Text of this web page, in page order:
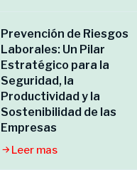
Prevención de Riesgos
Laborales: Un Pilar
Estratégico para la
Seguridad, la
Productividad y la
Sostenibilidad de las
Empresas
Leer mas